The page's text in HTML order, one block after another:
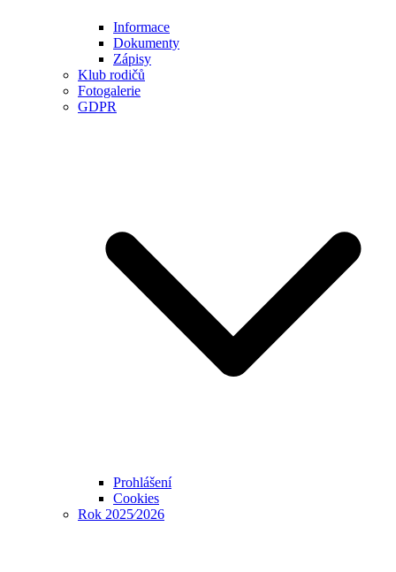
Informace
Dokumenty
Zápisy
Klub rodičů
Fotogalerie
GDPR
Prohlášení
Cookies
Rok 2025⁄2026